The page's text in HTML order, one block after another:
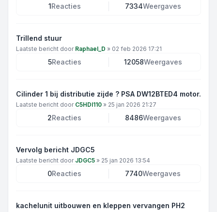
1Reacties 7334Weergaves
Trillend stuur
Laatste bericht door Raphael_D » 02 feb 2026 17:21
5Reacties 12058Weergaves
Cilinder 1 bij distributie zijde ? PSA DW12BTED4 motor.
Laatste bericht door C5HDI110 » 25 jan 2026 21:27
2Reacties 8486Weergaves
Vervolg bericht JDGC5
Laatste bericht door JDGC5 » 25 jan 2026 13:54
0Reacties 7740Weergaves
kachelunit uitbouwen en kleppen vervangen PH2